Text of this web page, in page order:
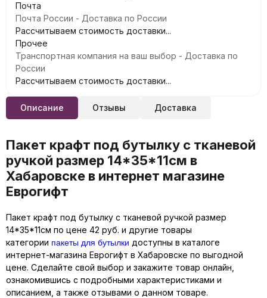
Почта
Почта России - Доставка по России
Рассчитываем стоимость доставки...
Прочее
Транспортная компания на ваш выбор - Доставка по
России
Рассчитываем стоимость доставки...
Описание Отзывы Доставка
Пакет крафт под бутылку с тканевой
ручкой размер 14*35*11см в
Хабаровске в интернет магазине
Еврогифт
Пакет крафт под бутылку с тканевой ручкой размер
14*35*11см по цене 42 руб. и другие товары
категории пакеты для бутылки доступны в каталоге
интернет-магазина Еврогифт в Хабаровске по выгодной
цене. Сделайте свой выбор и закажите товар онлайн,
ознакомившись с подробными характеристиками и
описанием, а также отзывами о данном товаре.